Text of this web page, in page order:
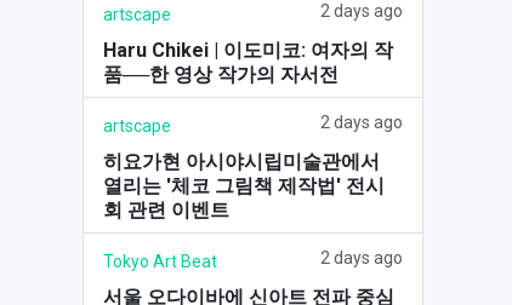
artscape 2 days ago
Haru Chikei | 이도미코: 여자의 작
품──한 영상 작가의 자서전
artscape 2 days ago
히요가현 아시야시립미술관에서
열리는 '체코 그림책 제작법' 전시
회 관련 이벤트
Tokyo Art Beat 2 days ago
서울 오다이바에 신아트 전파 중심